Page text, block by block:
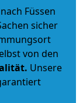
Füssen
sicher
von den
. Unsere